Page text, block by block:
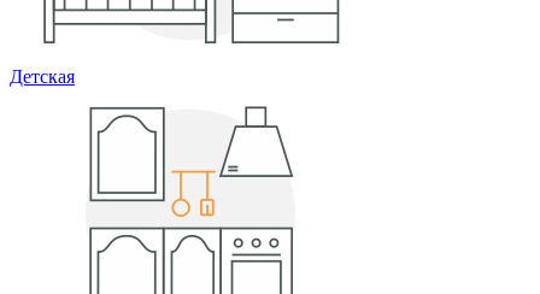
Детская